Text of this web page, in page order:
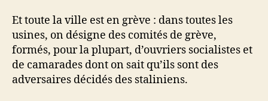
Et toute la ville est en grève : dans toutes les
usines, on désigne des comités de grève,
formés, pour la plupart, d’ouvriers socialistes et
de camarades dont on sait qu’ils sont des
adversaires décidés des staliniens.